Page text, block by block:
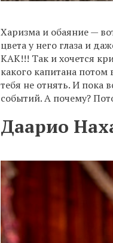
Харизма и обаяние —
цвета у него глаза и
КАК!!! Так и хочется
какого капитана потом
тебя не отнять. И пока
событий. А почему?
Даарио